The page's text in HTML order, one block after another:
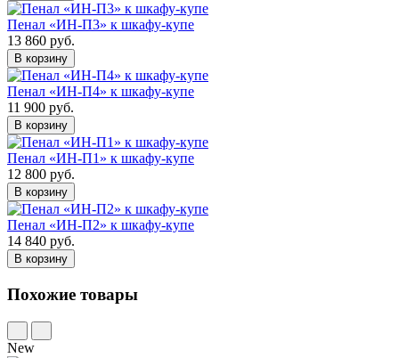
Пенал «ИН-П3» к шкафу-купе
13 860 руб.
В корзину
Пенал «ИН-П4» к шкафу-купе
11 900 руб.
В корзину
Пенал «ИН-П1» к шкафу-купе
12 800 руб.
В корзину
Пенал «ИН-П2» к шкафу-купе
14 840 руб.
В корзину
Похожие товары
New